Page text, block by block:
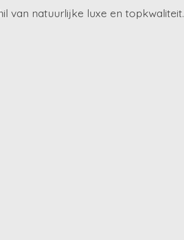
van natuurlijke luxe en topkwaliteit.